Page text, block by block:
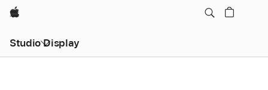
Apple
Studio Display